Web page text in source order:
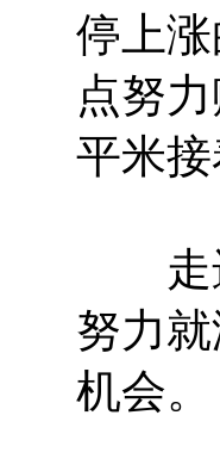
停上
点努
平米
走进
努力
机会。